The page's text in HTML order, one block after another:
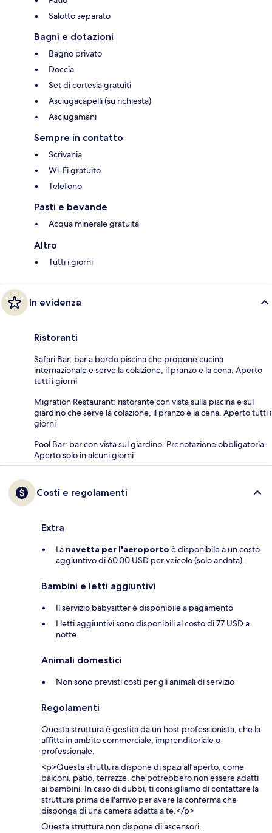
Salotto separato
Bagni e dotazioni
Bagno privato
Doccia
Set di cortesia gratuiti
Asciugacapelli (su richiesta)
Asciugamani
Sempre in contatto
Scrivania
Wi-Fi gratuito
Telefono
Pasti e bevande
Acqua minerale gratuita
Altro
Tutti i giorni
In evidenza
Ristoranti
Safari Bar: bar a bordo piscina che propone cucina
internazionale e serve la colazione, il pranzo e la cena. Aperto
tutti i giorni
Migration Restaurant: ristorante con vista sulla piscina e sul
giardino che serve la colazione, il pranzo e la cena. Aperto tutti i
giorni
Pool Bar: bar con vista sul giardino. Prenotazione obbligatoria.
Aperto solo in alcuni giorni
Costi e regolamenti
Extra
La navetta per l'aeroporto è disponibile a un costo
aggiuntivo di 60.00 USD per veicolo (solo andata).
Bambini e letti aggiuntivi
Il servizio babysitter è disponibile a pagamento
I letti aggiuntivi sono disponibili al costo di 77 USD a
notte.
Animali domestici
Non sono previsti costi per gli animali di servizio
Regolamenti
Questa struttura è gestita da un host professionista, che la
affitta in ambito commerciale, imprenditoriale o
professionale.
<p>Questa struttura dispone di spazi all'aperto, come
balconi, patio, terrazze, che potrebbero non essere adatti
ai bambini. In caso di dubbi, ti consigliamo di contattare la
struttura prima dell'arrivo per avere la conferma che
disponga di una camera adatta a te.</p>
Questa struttura non dispone di ascensori.